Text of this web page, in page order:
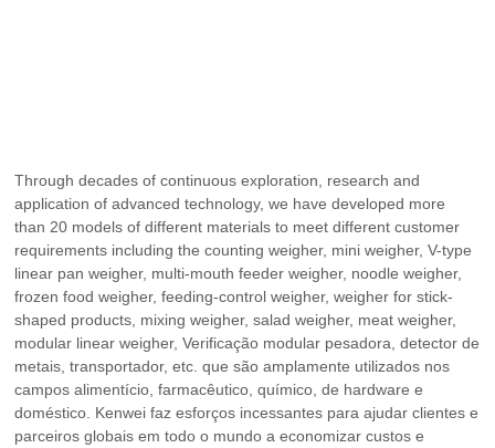
Through decades of continuous exploration, research and
application of advanced technology, we have developed more
than 20 models of different materials to meet different customer
requirements including the counting weigher, mini weigher, V-type
linear pan weigher, multi-mouth feeder weigher, noodle weigher,
frozen food weigher, feeding-control weigher, weigher for stick-
shaped products, mixing weigher, salad weigher, meat weigher,
modular linear weigher, Verificação modular pesadora, detector de
metais, transportador, etc. que são amplamente utilizados nos
campos alimentício, farmacêutico, químico, de hardware e
doméstico. Kenwei faz esforços incessantes para ajudar clientes e
parceiros globais em todo o mundo a economizar custos e